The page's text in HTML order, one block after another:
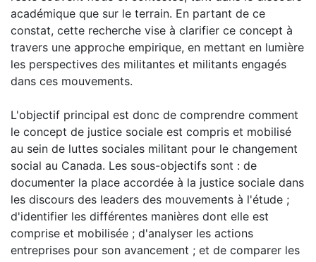
académique que sur le terrain. En partant de ce
constat, cette recherche vise à clarifier ce concept à
travers une approche empirique, en mettant en lumière
les perspectives des militantes et militants engagés
dans ces mouvements.
L'objectif principal est donc de comprendre comment
le concept de justice sociale est compris et mobilisé
au sein de luttes sociales militant pour le changement
social au Canada. Les sous-objectifs sont : de
documenter la place accordée à la justice sociale dans
les discours des leaders des mouvements à l'étude ;
d'identifier les différentes manières dont elle est
comprise et mobilisée ; d'analyser les actions
entreprises pour son avancement ; et de comparer les